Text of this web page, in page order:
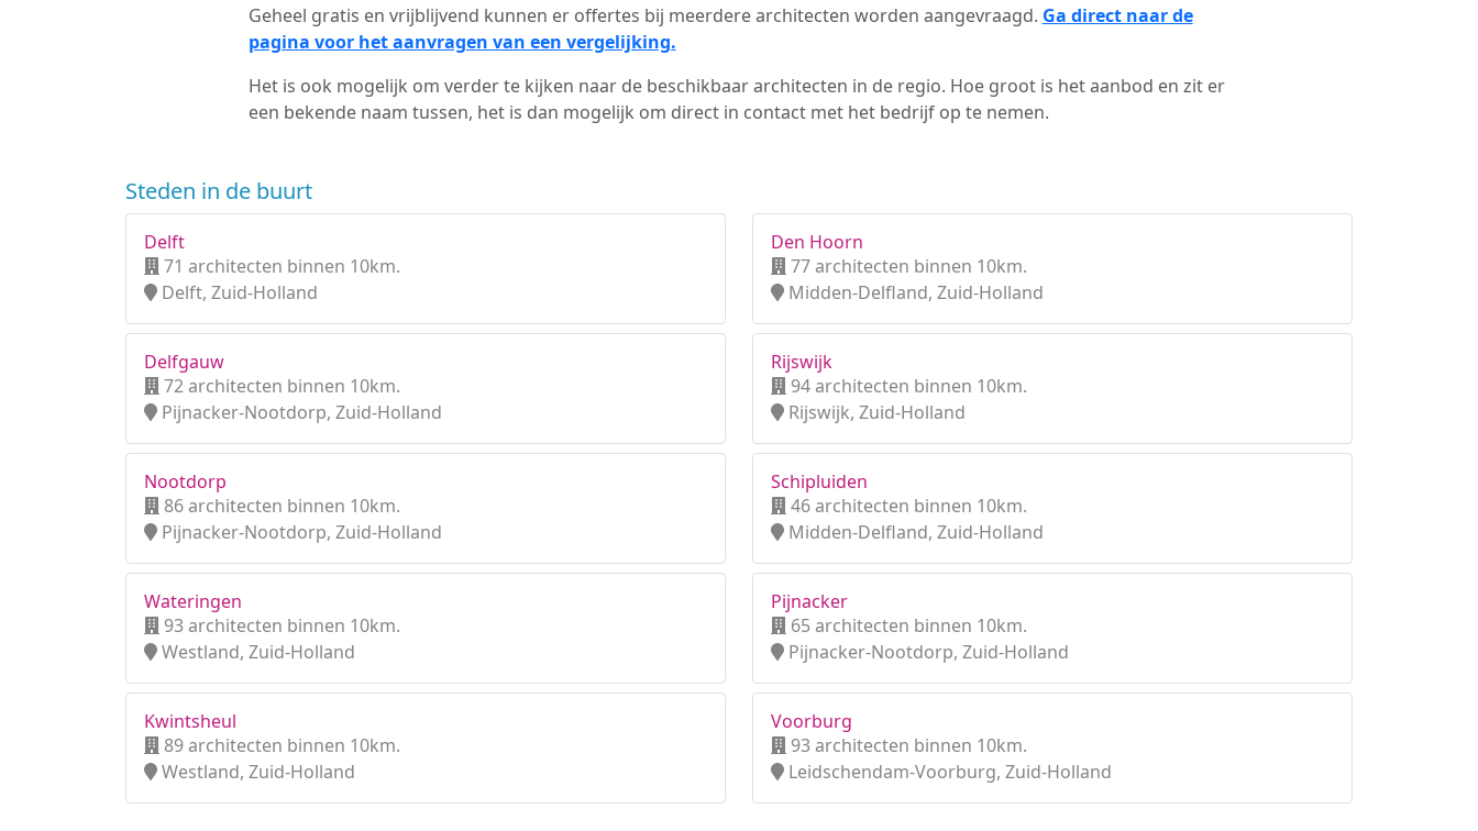
Geheel gratis en vrijblijvend kunnen er offertes bij meerdere architecten worden aangevraagd. Ga direct naar de
pagina voor het aanvragen van een vergelijking.
Het is ook mogelijk om verder te kijken naar de beschikbaar architecten in de regio. Hoe groot is het aanbod en zit er
een bekende naam tussen, het is dan mogelijk om direct in contact met het bedrijf op te nemen.
Steden in de buurt
Delft
71 architecten binnen 10km.
Delft, Zuid-Holland
Den Hoorn
77 architecten binnen 10km.
Midden-Delfland, Zuid-Holland
Delfgauw
72 architecten binnen 10km.
Pijnacker-Nootdorp, Zuid-Holland
Rijswijk
94 architecten binnen 10km.
Rijswijk, Zuid-Holland
Nootdorp
86 architecten binnen 10km.
Pijnacker-Nootdorp, Zuid-Holland
Schipluiden
46 architecten binnen 10km.
Midden-Delfland, Zuid-Holland
Wateringen
93 architecten binnen 10km.
Westland, Zuid-Holland
Pijnacker
65 architecten binnen 10km.
Pijnacker-Nootdorp, Zuid-Holland
Kwintsheul
89 architecten binnen 10km.
Westland, Zuid-Holland
Voorburg
93 architecten binnen 10km.
Leidschendam-Voorburg, Zuid-Holland